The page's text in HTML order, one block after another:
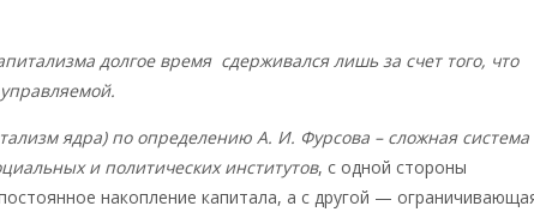
долгое время сдерживался лишь за счет того, что
ядра) по определению А. И. Фурсова – сложная система
и политических институтов, с одной стороны
накопление капитала, а с другой —